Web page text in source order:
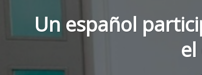
Un español